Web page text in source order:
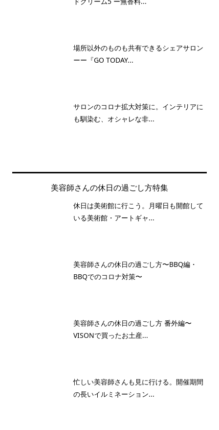
場所以外のものも共有できるシェアサロン
ーー『GO TODAY...
サロンのコロナ拡大対策に。インテリアに
も馴染む、オシャレな非...
美容師さんの休日の過ごし方特集
休日は美術館に行こう。月曜日も開館して
いる美術館・アートギャ...
美容師さんの休日の過ごし方〜BBQ編・
BBQでのコロナ対策〜
美容師さんの休日の過ごし方 番外編〜
VISONで買ったお土産...
忙しい美容師さんも見に行ける。開催期間
の長いイルミネーション...